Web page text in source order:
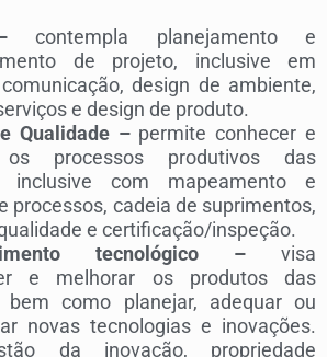
– contempla planejamento e
de projeto, inclusive em
design de ambiente,
e design de produto.
Qualidade –permite conhecer e
os processos produtivos das
inclusive com mapeamento e
processos, cadeia de suprimentos,
e certificação/inspeção.
tecnológico – visa
e melhorar os produtos das
bem como planejar, adequar ou
novas tecnologias e inovações.
da inovação, propriedade